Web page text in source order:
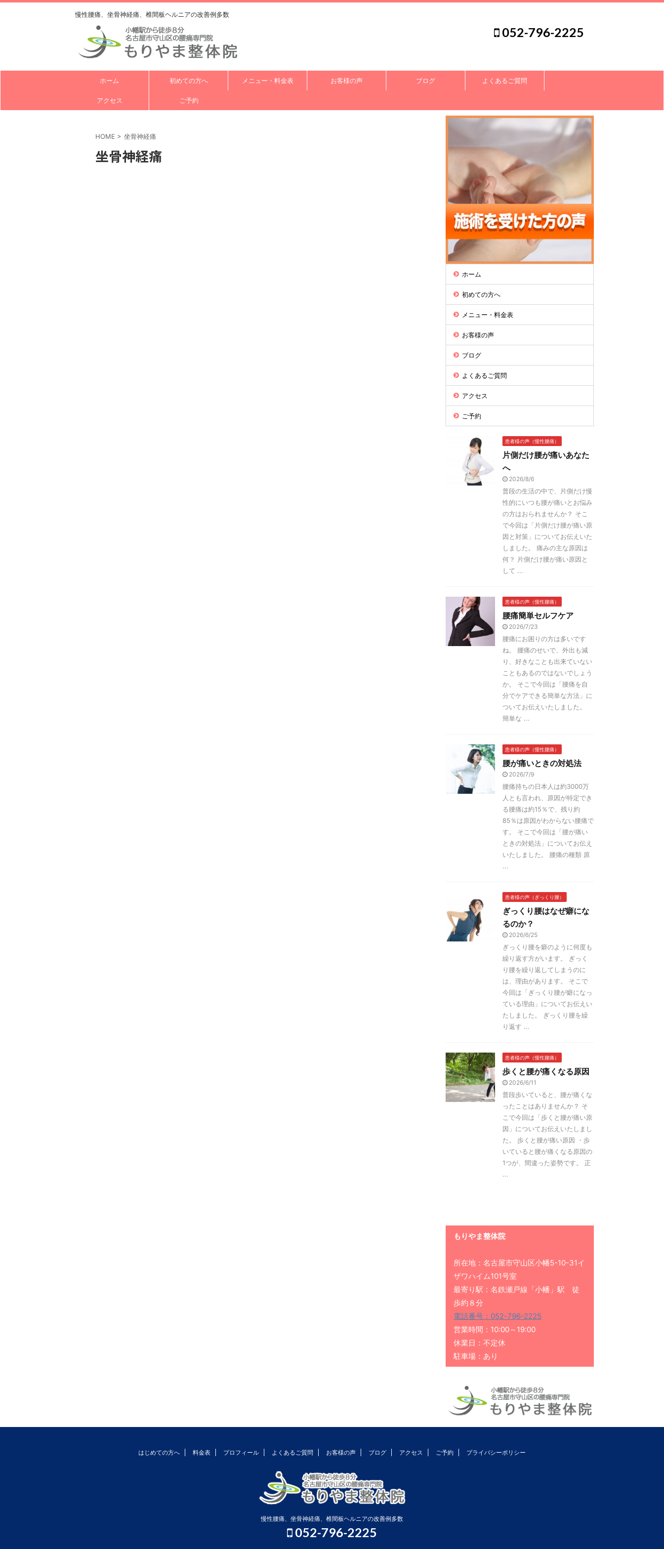
慢性腰痛、坐骨神経痛、椎間板ヘルニアの改善例多数
052-796-2225
ホーム 初めての方へ メニュー・料金表 お客様の声 ブログ よくあるご質問
アクセス ご予約
HOME > 坐骨神経痛
坐骨神経痛
ホーム
初めての方へ
メニュー・料金表
お客様の声
ブログ
よくあるご質問
アクセス
ご予約
患者様の声（慢性腰痛）
片側だけ腰が痛いあなた
へ
2026/8/6
普段の生活の中で、片側だけ慢
性的にいつも腰が痛いとお悩み
の方はおられませんか？ そこ
で今回は「片側だけ腰が痛い原
因と対策」についてお伝えいた
しました。 痛みの主な原因は
何？ 片側だけ腰が痛い原因と
して ...
患者様の声（慢性腰痛）
腰痛簡単セルフケア
2026/7/23
腰痛にお困りの方は多いです
ね。 腰痛のせいで、外出も減
り、好きなことも出来ていない
こともあるのではないでしょう
か。 そこで今回は「腰痛を自
分でケアできる簡単な方法」に
ついてお伝えいたしました。
簡単な ...
患者様の声（慢性腰痛）
腰が痛いときの対処法
2026/7/9
腰痛持ちの日本人は約3000万
人とも言われ、原因が特定でき
る腰痛は約15％で、残り約
85％は原因がわからない腰痛で
す。 そこで今回は「腰が痛い
ときの対処法」についてお伝え
いたしました。 腰痛の種類 原
...
患者様の声（ぎっくり腰）
ぎっくり腰はなぜ癖にな
るのか？
2026/6/25
ぎっくり腰を癖のように何度も
繰り返す方がいます。 ぎっく
り腰を繰り返してしまうのに
は、理由があります。 そこで
今回は「ぎっくり腰が癖になっ
ている理由」についてお伝えい
たしました。 ぎっくり腰を繰
り返す ...
患者様の声（慢性腰痛）
歩くと腰が痛くなる原因
2026/6/11
普段歩いていると、腰が痛くな
ったことはありませんか？ そ
こで今回は「歩くと腰が痛い原
因」についてお伝えいたしまし
た。 歩くと腰が痛い原因 ・歩
いていると腰が痛くなる原因の
1つが、間違った姿勢です。 正
...
もりやま整体院
所在地：名古屋市守山区小幡5-10-31イ
ザワハイム101号室
最寄り駅：名鉄瀬戸線「小幡」駅 徒
歩約８分
電話番号：052-796-2225
営業時間：10:00～19:00
休業日：不定休
駐車場：あり
はじめての方へ 料金表 プロフィール よくあるご質問 お客様の声 ブログ アクセス ご予約 プライバシーポリシー
慢性腰痛、坐骨神経痛、椎間板ヘルニアの改善例多数
052-796-2225